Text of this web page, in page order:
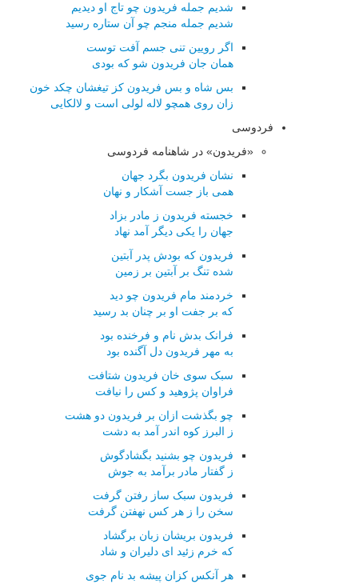
شدیم جمله فریدون چو تاج او دیدیم
شدیم جمله منجم چو آن ستاره رسید
اگر رویین تنی جسم آفت توست
همان جان فریدون شو كه بودی
بس شاه و بس فریدون كز تیغشان چكد خون
زان روی همچو لاله لولی است و لالكایی
فردوسی
«فریدون» در شاهنامه فردوسی
نشان فریدون بگرد جهان
همی باز جست آشکار و نهان
خجسته فریدون ز مادر بزاد
جهان را یکی دیگر آمد نهاد
فریدون که بودش پدر آبتین
شده تنگ بر آبتین بر زمین
خردمند مام فریدون چو دید
که بر جفت او بر چنان بد رسید
فرانک بدش نام و فرخنده بود
به مهر فریدون دل آگنده بود
سبک سوی خان فریدون شتافت
فراوان پژوهید و کس را نیافت
چو بگذشت ازان بر فریدون دو هشت
ز البرز کوه اندر آمد به دشت
فریدون چو بشنید بگشادگوش
ز گفتار مادر برآمد به جوش
فریدون سبک ساز رفتن گرفت
سخن را ز هر کس نهفتن گرفت
فریدون بریشان زبان برگشاد
که خرم زئید ای دلیران و شاد
هر آنکس کزان پیشه بد نام جوی